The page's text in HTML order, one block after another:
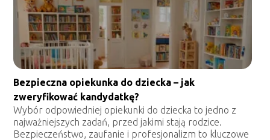
Bezpieczna opiekunka do dziecka – jak
zweryfikować kandydatkę?
Wybór odpowiedniej opiekunki do dziecka to jedno z
najważniejszych zadań, przed jakimi stają rodzice.
Bezpieczeństwo, zaufanie i profesjonalizm to kluczowe